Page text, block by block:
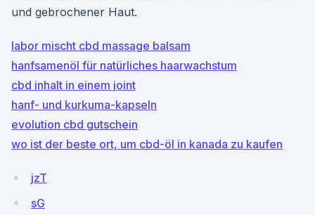
und gebrochener Haut.
labor mischt cbd massage balsam
hanfsamenöl für natürliches haarwachstum
cbd inhalt in einem joint
hanf- und kurkuma-kapseln
evolution cbd gutschein
wo ist der beste ort, um cbd-öl in kanada zu kaufen
jzT
sG